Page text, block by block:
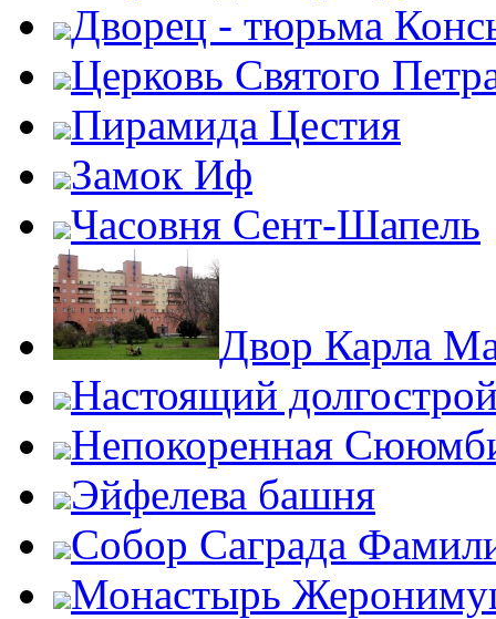
Дворец - тюрьма
Церковь Святого
Пирамида Цестия
Замок Иф
Часовня Сент-Шапель
Двор Карла
Настоящий
Непокоренная
Эйфелева башня
Собор Саграда
Монастырь